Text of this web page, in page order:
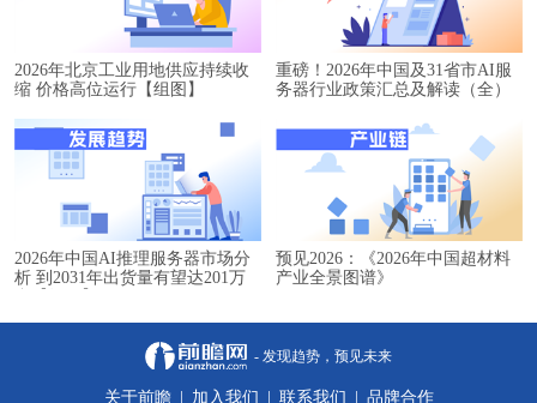
2026年北京工业用地供应持续收
缩 价格高位运行【组图】
重磅！2026年中国及31省市AI服
务器行业政策汇总及解读（全）
2026年中国AI推理服务器市场分
析 到2031年出货量有望达201万
预见2026：《2026年中国超材料
产业全景图谱》
- 发现趋势，预见未来
关于前瞻 | 加入我们 | 联系我们 | 品牌合作